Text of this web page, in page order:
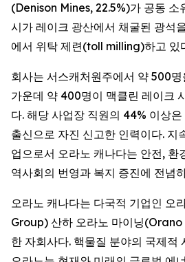
(Denison Mines, 22.5%)가 공동 소
시가 레이크 광산에서 채굴된 광석
에서 위탁 제련(toll milling)하고 있
회사는 서스캐처원주에서 약 500
가운데 약 400명이 맥클린 레이크
다. 해당 사업장 직원의 44% 이상
출신으로 자진 신고한 인력이다. 지
업으로서 오라노 캐나다는 안전, 환
역사회의 번영과 복지 증진에 전념
오라노 캐나다는 다국적 기업인 오
Group) 산하 오라노 마이닝
한 자회사다. 핵물질 분야의 국제적